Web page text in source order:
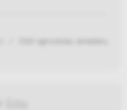
Stół ogrodowy składany